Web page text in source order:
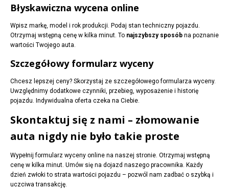
Błyskawiczna wycena online
Wpisz markę, model i rok produkcji. Podaj stan techniczny pojazdu.
Otrzymaj wstępną cenę w kilka minut. To najszybszy sposób na poznanie
wartości Twojego auta.
Szczegółowy formularz wyceny
Chcesz lepszej ceny? Skorzystaj ze szczegółowego formularza wyceny.
Uwzględnimy dodatkowe czynniki, przebieg, wyposażenie i historię
pojazdu. Indywidualna oferta czeka na Ciebie.
Skontaktuj się z nami – złomowanie
auta nigdy nie było takie proste
Wypełnij formularz wyceny online na naszej stronie. Otrzymaj wstępną
cenę w kilka minut. Umów się na dojazd naszego pracownika. Każdy
dzień zwłoki to strata wartości pojazdu – pozwól nam zadbać o szybką i
uczciwa transakcję.